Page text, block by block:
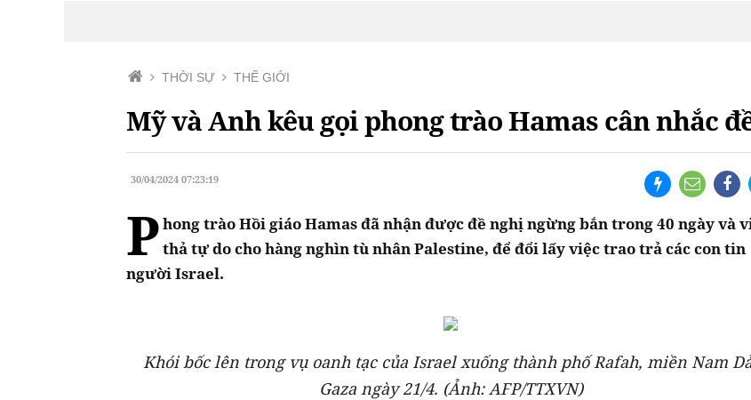
THỜI SỰ THẾ GIỚI
Mỹ và Anh kêu gọi phong trào Hamas cân nhắc
30/04/2024 07:23:19
Phong trào Hồi giáo Hamas đã nhận được đề nghị ngừng bắn trong 40 ngày và
thả tự do cho hàng nghìn tù nhân Palestine, để đổi lấy việc trao trả các con tin
người Israel.
Khói bốc lên trong vụ oanh tạc của Israel xuống thành phố Rafah, miền Nam
Gaza ngày 21/4. (Ảnh: AFP/TTXVN)